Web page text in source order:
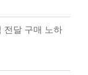
전달 구매 노하